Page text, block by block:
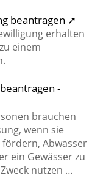
beantragen ➚
erhalten
einem
-
brauchen
wenn sie
Abwasser
ein Gewässer zu
nutzen …